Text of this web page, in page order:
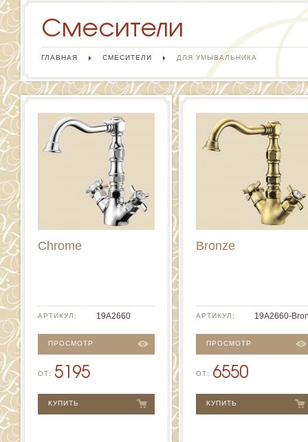
Смесители
ГЛАВНАЯ СМЕСИТЕЛИ ДЛЯ УМЫВАЛЬНИКА
Chrome
АРТИКУЛ: 19A2660
ПРОСМОТР
ОТ: 5195
КУПИТЬ
Bronze
АРТИКУЛ: 19A2660-
ПРОСМОТР
ОТ: 6550
КУПИТЬ